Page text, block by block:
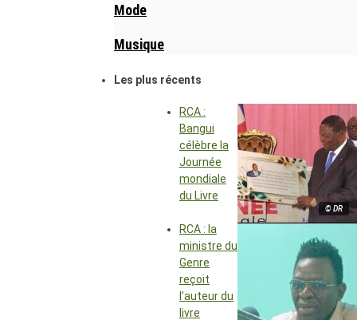
Mode
Musique
Les plus récents
© DR
RCA :
Bangui
célèbre la
Journée
mondiale
du Livre
RCA : la
ministre du
Genre
reçoit
l’auteur du
livre